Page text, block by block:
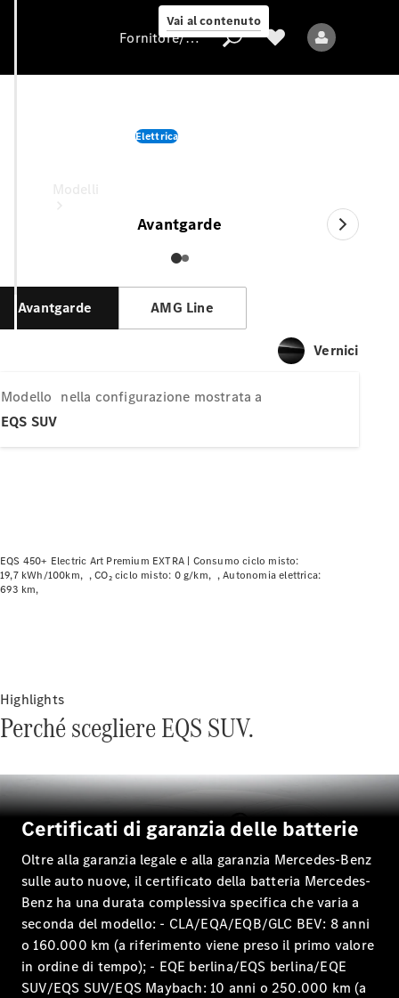
Vai al contenuto
Tutti i modelli
Modelli elettrici
Modelli plug-in hybrid
Classe
C
Nuova Elettrica
Berlina
Elettrica
EQS
Berlina
Elettrica
Classe E
Berlina
Classe S
Classe S
Passo
Lungo
Mercedes-
Maybach
Classe S
Fornitore/protezione dati
Elettrica
Avantgarde
Avantgarde AMG Line
Vernici
Modello
EQS SUV
nella configurazione mostrata a
EQS 450+ Electric Art Premium EXTRA | Consumo ciclo misto:
19,7 kWh/100km
CO₂ ciclo misto: 0 g/km
Autonomia elettrica:
693 km
Highlights
Perché scegliere EQS SUV.
Certificati di garanzia delle batterie
Oltre alla garanzia legale e alla garanzia Mercedes-Benz
sulle auto nuove, il certificato della batteria Mercedes-
Benz ha una durata complessiva specifica che varia a
seconda del modello: - CLA/EQA/EQB/GLC BEV: 8 anni
o 160.000 km (a riferimento viene preso il primo valore
in ordine di tempo); - EQE berlina/EQS berlina/EQE
SUV/EQS SUV/EQS Maybach: 10 anni o 250.000 km (a